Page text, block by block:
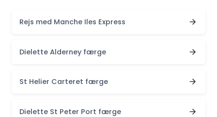
Rejs med Manche Iles Express
Dielette Alderney færge
St Helier Carteret færge
Dielette St Peter Port færge